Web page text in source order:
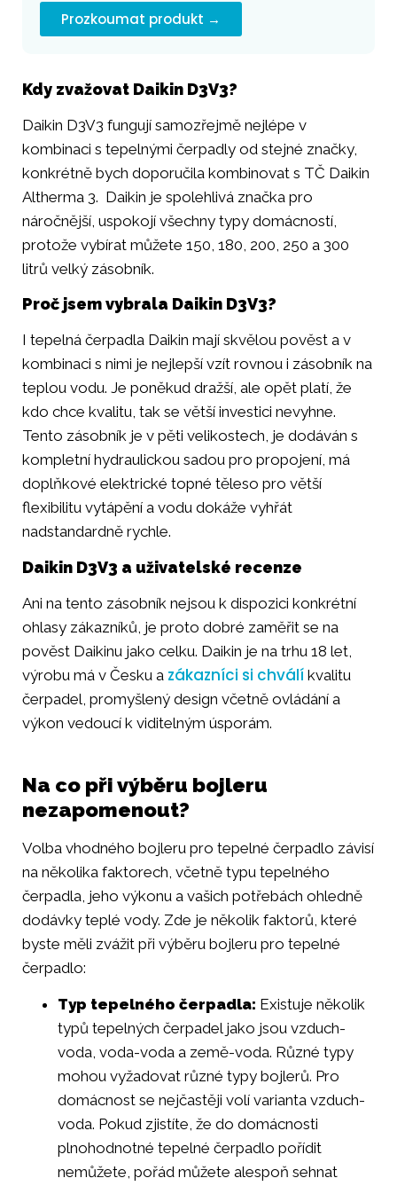
Prozkoumat produkt →
Kdy zvažovat Daikin D3V3?
Daikin D3V3 fungují samozřejmě nejlépe v
kombinaci s tepelnými čerpadly od stejné značky,
konkrétně bych doporučila kombinovat s TČ Daikin
Altherma 3. Daikin je spolehlivá značka pro
náročnější, uspokojí všechny typy domácností,
protože vybírat můžete 150, 180, 200, 250 a 300
litrů velký zásobník.
Proč jsem vybrala Daikin D3V3?
I tepelná čerpadla Daikin mají skvělou pověst a v
kombinaci s nimi je nejlepší vzít rovnou i zásobník na
teplou vodu. Je poněkud dražší, ale opět platí, že
kdo chce kvalitu, tak se větší investici nevyhne.
Tento zásobník je v pěti velikostech, je dodáván s
kompletní hydraulickou sadou pro propojení, má
doplňkové elektrické topné těleso pro větší
flexibilitu vytápění a vodu dokáže vyhřát
nadstandardně rychle.
Daikin D3V3 a uživatelské recenze
Ani na tento zásobník nejsou k dispozici konkrétní
ohlasy zákazníků, je proto dobré zaměřit se na
pověst Daikinu jako celku. Daikin je na trhu 18 let,
výrobu má v Česku a zákazníci si chválí kvalitu
čerpadel, promyšlený design včetně ovládání a
výkon vedoucí k viditelným úsporám.
Na co při výběru bojleru
nezapomenout?
Volba vhodného bojleru pro tepelné čerpadlo závisí
na několika faktorech, včetně typu tepelného
čerpadla, jeho výkonu a vašich potřebách ohledně
dodávky teplé vody. Zde je několik faktorů, které
byste měli zvážit při výběru bojleru pro tepelné
čerpadlo:
Typ tepelného čerpadla: Existuje několik
typů tepelných čerpadel jako jsou vzduch-
voda, voda-voda a země-voda. Různé typy
mohou vyžadovat různé typy bojlerů. Pro
domácnost se nejčastěji volí varianta vzduch-
voda. Pokud zjistíte, že do domácnosti
plnohodnotné tepelné čerpadlo pořídit
nemůžete, pořád můžete alespoň sehnat